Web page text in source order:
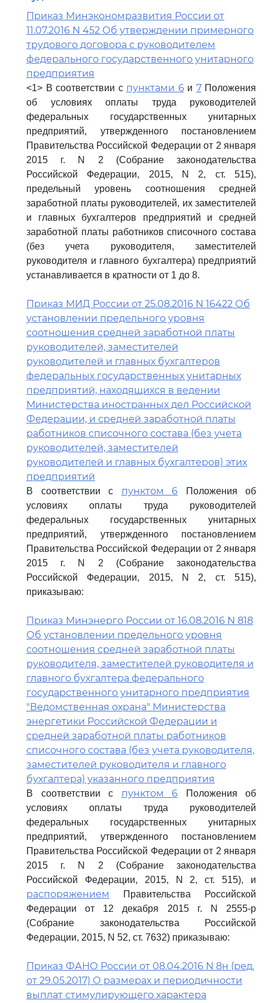
Приказ Минэкономразвития России от
11.07.2016 N 452 Об утверждении примерного
трудового договора с руководителем
федерального государственного унитарного
предприятия
<1> В соответствии с пунктами 6и 7Положения
об условиях оплаты труда руководителей
федеральных государственных унитарных
предприятий, утвержденного постановлением
Правительства Российской Федерации от 2 января
2015 г. N 2 (Собрание законодательства
Российской Федерации, 2015, N 2, ст. 515),
предельный уровень соотношения средней
заработной платы руководителей, их заместителей
и главных бухгалтеров предприятий и средней
заработной платы работников списочного состава
(без учета руководителя, заместителей
руководителя и главного бухгалтера) предприятий
устанавливается в кратности от 1 до 8.
Приказ МИД России от 25.08.2016 N 16422 Об
установлении предельного уровня
соотношения средней заработной платы
руководителей, заместителей
руководителей и главных бухгалтеров
федеральных государственных унитарных
предприятий, находящихся в ведении
Министерства иностранных дел Российской
Федерации, и средней заработной платы
работников списочного состава (без учета
руководителей, заместителей
руководителей и главных бухгалтеров) этих
предприятий
В соответствии с пунктом 6 Положения об
условиях оплаты труда руководителей
федеральных государственных унитарных
предприятий, утвержденного постановлением
Правительства Российской Федерации от 2 января
2015 г. N 2 (Собрание законодательства
Российской Федерации, 2015, N 2, ст. 515),
приказываю:
Приказ Минэнерго России от 16.08.2016 N 818
Об установлении предельного уровня
соотношения средней заработной платы
руководителя, заместителей руководителя и
главного бухгалтера федерального
государственного унитарного предприятия
"Ведомственная охрана" Министерства
энергетики Российской Федерации и
средней заработной платы работников
списочного состава (без учета руководителя,
заместителей руководителя и главного
бухгалтера) указанного предприятия
В соответствии с пунктом 6 Положения об
условиях оплаты труда руководителей
федеральных государственных унитарных
предприятий, утвержденного постановлением
Правительства Российской Федерации от 2 января
2015 г. N 2 (Собрание законодательства
Российской Федерации, 2015, N 2, ст. 515), и
распоряжением
Правительства Российской
Федерации от 12 декабря 2015 г. N 2555-р
(Собрание законодательства Российской
Федерации, 2015, N 52, ст. 7632) приказываю:
Приказ ФАНО России от 08.04.2016 N 8н (ред.
от 29.05.2017) О размерах и периодичности
выплат стимулирующего характера